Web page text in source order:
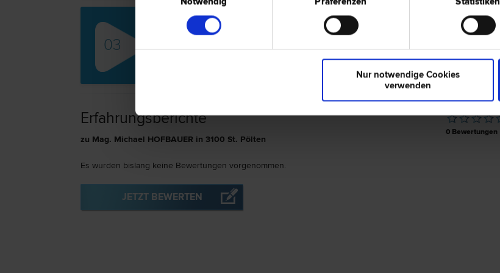
Nur notwendige Cookies
verwenden
03
Mag. Stephanie PSICK-GÖLS
Familien­recht | Scheidungs­recht | Inkasso- und Exekutions­recht |
0 Bewertungen
Erfahrungsberichte
zu Mag. Michael HOFBAUER in 3100 St. Pölten
Es wurden bislang keine Bewertungen vorgenommen.
JETZT BEWERTEN